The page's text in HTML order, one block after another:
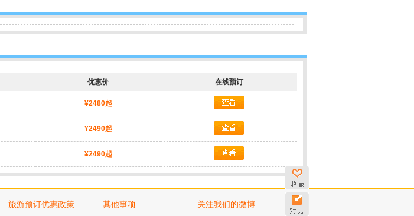
优惠价 在线预订
¥2480起
¥2490起
¥2490起
旅游预订优惠政策 其他事项 关注我们的微博